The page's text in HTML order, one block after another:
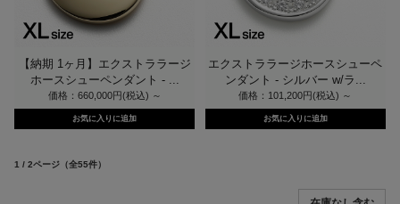
【納期 1ヶ月】エクストララージ
ホースシューペンダント - ...
価格：660,000円(税込) ～
エクストララージホースシューペ
ンダント - シルバー w/ラ...
価格：101,200円(税込) ～
1 / 2ページ （全55件）